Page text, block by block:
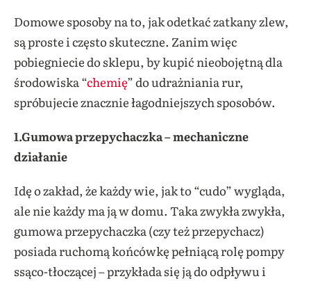
Domowe sposoby na to, jak odetkać zatkany zlew,
są proste i często skuteczne. Zanim więc
pobiegniecie do sklepu, by kupić nieobojętną dla
środowiska “chemię” do udrażniania rur,
spróbujecie znacznie łagodniejszych sposobów.
1.Gumowa przepychaczka – mechaniczne
działanie
Idę o zakład, że każdy wie, jak to “cudo” wygląda,
ale nie każdy ma ją w domu. Taka zwykła zwykła,
gumowa przepychaczka (czy też przepychacz)
posiada ruchomą końcówkę pełniącą rolę pompy
ssąco-tłoczącej – przykłada się ją do odpływu i